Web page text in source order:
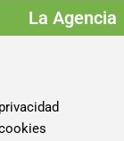
La Agencia